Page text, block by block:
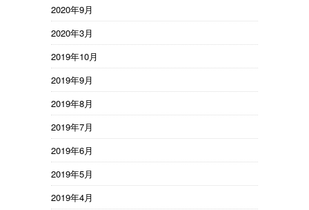
2020年9月
2020年3月
2019年10月
2019年9月
2019年8月
2019年7月
2019年6月
2019年5月
2019年4月